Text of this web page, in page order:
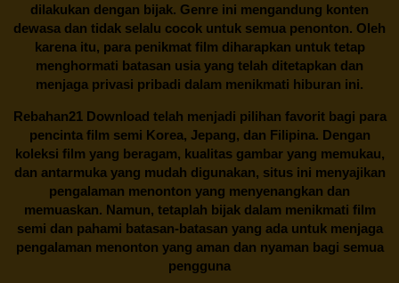
dilakukan dengan bijak. Genre ini mengandung konten
dewasa dan tidak selalu cocok untuk semua penonton. Oleh
karena itu, para penikmat film diharapkan untuk tetap
menghormati batasan usia yang telah ditetapkan dan
menjaga privasi pribadi dalam menikmati hiburan ini.
Rebahan21Download telah menjadi pilihan favorit bagi para
pencinta film semi Korea, Jepang, dan Filipina. Dengan
koleksi film yang beragam, kualitas gambar yang memukau,
dan antarmuka yang mudah digunakan, situs ini menyajikan
pengalaman menonton yang menyenangkan dan
memuaskan. Namun, tetaplah bijak dalam menikmati film
semi dan pahami batasan-batasan yang ada untuk menjaga
pengalaman menonton yang aman dan nyaman bagi semua
pengguna